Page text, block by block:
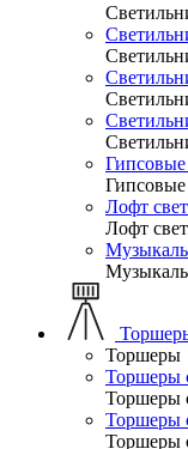
Гипсовые
Гипсовые
Лофт
Лофт
Торшеры
Торшеры
Торшеры
Торшеры
Торшеры